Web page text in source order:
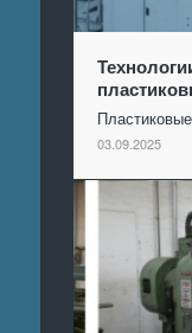
03.09.2025